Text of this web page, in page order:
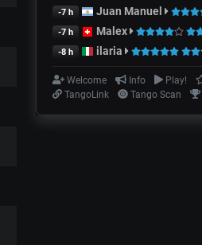
-7 h Juan Manuel
-7 h Malex
-8 h ilaria
Welcome Info Play!
TangoLink
Tango Scan